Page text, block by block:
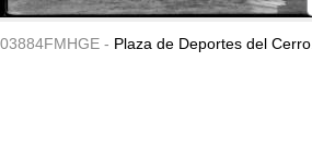
03884FMHGE - Plaza de Deportes del Cerro.